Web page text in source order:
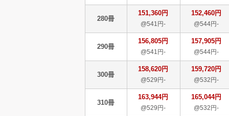
280冊
151,360円
@541円-
152,460円
@544円-
290冊
156,805円
@541円-
157,905円
@544円-
300冊
158,620円
@529円-
159,720円
@532円-
310冊
163,944円
@529円-
165,044円
@532円-